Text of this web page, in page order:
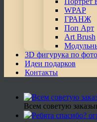
WPAP
ГРАНЖ
Поп Арт
Art Brush
3D фигурука по фото
Идеи подарков
Контакты
Всем советую